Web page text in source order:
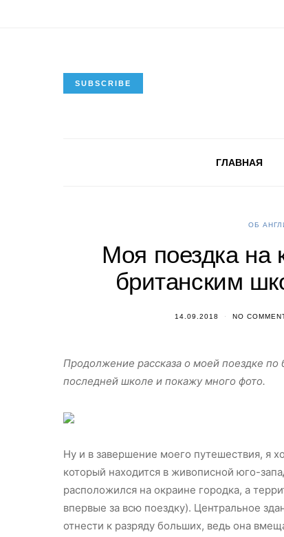
SUBSCRIBE
ГЛАВНАЯ
ОБ
Моя поездка на
британским
14.09.2018 NO
Продолжение рассказа о моей поездке
последней школе и покажу много фото.
Ну и в завершение моего путешествия, я
который находится в живописной юго-
расположился на окраине городка, а
впервые за всю поездку). Центральное
отнести к разряду больших, ведь она